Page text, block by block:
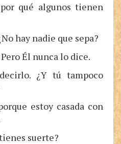
qué algunos tienen
hay nadie que sepa?
Él nunca lo dice.
¿Y tú tampoco
estoy casada con
suerte?